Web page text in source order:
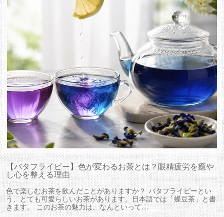
【バタフライピー】色が変わるお茶とは？眼精疲労を癒や
し心を整える理由
色で楽しむお茶を飲んだことがありますか？ バタフライピーとい
う、とても可愛らしいお茶があります。日本語では「蝶豆茶」と書
きます。 このお茶の魅力は、なんといって…